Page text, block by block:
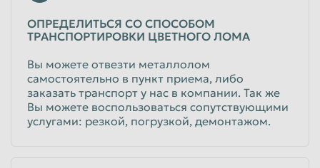
ОПРЕДЕЛИТЬСЯ СО СПОСОБОМ
ТРАНСПОРТИРОВКИ ЦВЕТНОГО ЛОМА
Вы можете отвезти металлолом
самостоятельно в пункт приема, либо
заказать транспорт у нас в компании. Так же
Вы можете воспользоваться сопутствующими
услугами: резкой, погрузкой, демонтажом.